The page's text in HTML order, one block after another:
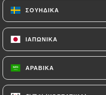
ΣΟΥΗΔΙΚΆ
ΙΑΠΩΝΙΚΆ
ΑΡΑΒΙΚΆ
Le
ΣΟΥΗΔΙΚΆ
ΙΑΠΩΝΙΚΆ
ΑΡΑΒΙΚΆ